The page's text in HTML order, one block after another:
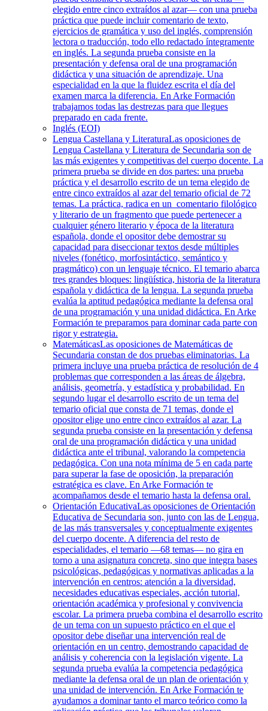
elegido entre cinco extraídos al azar— con una prueba
práctica que puede incluir comentario de texto,
ejercicios de gramática y uso del inglés, comprensión
lectora o traducción, todo ello redactado íntegramente
en inglés. La segunda prueba consiste en la
presentación y defensa oral de una programación
didáctica y una situación de aprendizaje. Una
especialidad en la que la fluidez escrita el día del
examen marca la diferencia. En Arke Formación
trabajamos todas las destrezas para que llegues
preparado en cada frente.
Inglés (EOI)
Lengua Castellana y LiteraturaLas oposiciones de
Lengua Castellana y Literatura de Secundaria son de
las más exigentes y competitivas del cuerpo docente. La
primera prueba se divide en dos partes: una prueba
práctica y el desarrollo escrito de un tema elegido de
entre cinco extraídos al azar del temario oficial de 72
temas. La práctica, radica en un comentario filológico
y literario de un fragmento que puede pertenecer a
cualquier género literario y época de la literatura
española, donde el opositor debe demostrar su
capacidad para diseccionar textos desde múltiples
niveles (fonético, morfosintáctico, semántico y
pragmático) con un lenguaje técnico. El temario abarca
tres grandes bloques: lingüística, historia de la literatura
española y didáctica de la lengua. La segunda prueba
evalúa la aptitud pedagógica mediante la defensa oral
de una programación y una unidad didáctica. En Arke
Formación te preparamos para dominar cada parte con
rigor y estrategia.
MatemáticasLas oposiciones de Matemáticas de
Secundaria constan de dos pruebas eliminatorias. La
primera incluye una prueba práctica de resolución de 4
problemas que corresponden a las áreas de álgebra,
análisis, geometría, y estadística y probabilidad. En
segundo lugar el desarrollo escrito de un tema del
temario oficial que consta de 71 temas, donde el
opositor elige uno entre cinco extraídos al azar. La
segunda prueba consiste en la presentación y defensa
oral de una programación didáctica y una unidad
didáctica ante el tribunal, valorando la competencia
pedagógica. Con una nota mínima de 5 en cada parte
para superar la fase de oposición, la preparación
estratégica es clave. En Arke Formación te
acompañamos desde el temario hasta la defensa oral.
Orientación EducativaLas oposiciones de Orientación
Educativa de Secundaria son, junto con las de Lengua,
de las más transversales y conceptualmente exigentes
del cuerpo docente. A diferencia del resto de
especialidades, el temario —68 temas— no gira en
torno a una asignatura concreta, sino que integra bases
psicológicas, pedagógicas y normativas aplicadas a la
intervención en centros: atención a la diversidad,
necesidades educativas especiales, acción tutorial,
orientación académica y profesional y convivencia
escolar. La primera prueba combina el desarrollo escrito
de un tema con un supuesto práctico en el que el
opositor debe diseñar una intervención real de
orientación en un centro, demostrando capacidad de
análisis y coherencia con la legislación vigente. La
segunda prueba evalúa la competencia pedagógica
mediante la defensa oral de un plan de orientación y
una unidad de intervención. En Arke Formación te
ayudamos a dominar tanto el marco teórico como la